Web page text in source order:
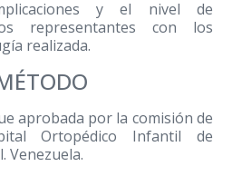
y el nivel de
representantes con los
realizada.
aprobada por la comisión de
Ortopédico Infantil de
Venezuela.